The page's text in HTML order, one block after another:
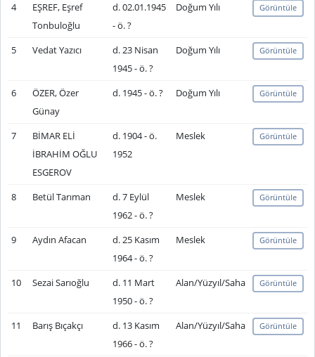
4
EŞREF, Eşref
Tonbuloğlu
d. 02.01.1945
- ö. ?
Doğum Yılı Görüntüle
5 Vedat Yazıcı
d. 23 Nisan
1945 - ö. ?
Doğum Yılı Görüntüle
6
ÖZER, Özer
Günay
d. 1945 - ö. ? Doğum Yılı Görüntüle
7
BİMAR ELİ
İBRAHİM OĞLU
ESGEROV
d. 1904 - ö.
1952
Meslek Görüntüle
8 Betül Tarıman
d. 7 Eylül
1962 - ö. ?
Meslek Görüntüle
9 Aydın Afacan
d. 25 Kasım
1964 - ö. ?
Meslek Görüntüle
10 Sezai Sarıoğlu
d. 11 Mart
1950 - ö. ?
Alan/Yüzyıl/Saha Görüntüle
11 Barış Bıçakçı
d. 13 Kasım
1966 - ö. ?
Alan/Yüzyıl/Saha Görüntüle